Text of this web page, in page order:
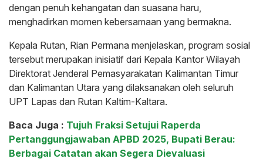
dengan penuh kehangatan dan suasana haru,
menghadirkan momen kebersamaan yang bermakna.
Kepala Rutan, Rian Permana menjelaskan, program sosial
tersebut merupakan inisiatif dari Kepala Kantor Wilayah
Direktorat Jenderal Pemasyarakatan Kalimantan Timur
dan Kalimantan Utara yang dilaksanakan oleh seluruh
UPT Lapas dan Rutan Kaltim-Kaltara.
Baca Juga : Tujuh Fraksi Setujui Raperda
Pertanggungjawaban APBD 2025, Bupati Berau:
Berbagai Catatan akan Segera Dievaluasi